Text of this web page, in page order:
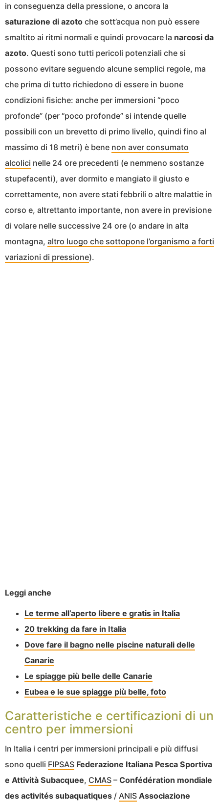
in conseguenza della pressione, o ancora la
saturazione di azoto che sott’acqua non può essere
smaltito ai ritmi normali e quindi provocare la narcosi da
azoto. Questi sono tutti pericoli potenziali che si
possono evitare seguendo alcune semplici regole, ma
che prima di tutto richiedono di essere in buone
condizioni fisiche: anche per immersioni “poco
profonde” (per “poco profonde” si intende quelle
possibili con un brevetto di primo livello, quindi fino al
massimo di 18 metri) è bene non aver consumato
alcolici nelle 24 ore precedenti (e nemmeno sostanze
stupefacenti), aver dormito e mangiato il giusto e
correttamente, non avere stati febbrili o altre malattie in
corso e, altrettanto importante, non avere in previsione
di volare nelle successive 24 ore (o andare in alta
montagna, altro luogo che sottopone l’organismo a forti
variazioni di pressione).
Leggi anche
Le terme all’aperto libere e gratis in Italia
20 trekking da fare in Italia
Dove fare il bagno nelle piscine naturali delle
Canarie
Le spiagge più belle delle Canarie
Eubea e le sue spiagge più belle, foto
Caratteristiche e certificazioni di un
centro per immersioni
In Italia i centri per immersioni principali e più diffusi
sono quelli FIPSAS Federazione Italiana Pesca Sportiva
e Attività Subacquee, CMAS – Confédération mondiale
des activités subaquatiques / ANIS Associazione